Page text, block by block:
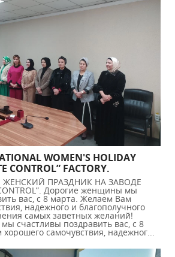
WOMEN'S HOLIDAY
CONTROL” FACTORY.
ПРАЗДНИК НА ЗАВОДЕ
CONTROL”. Дорогие женщины мы
вас, с 8 марта. Желаем Вам
надежного и благополучного
самых заветных желаний!
счастливы поздравить вас, с 8
самочувствия, надежног...